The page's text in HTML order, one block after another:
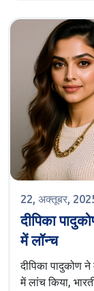
22, अक्तूबर,
दीपिका
में लॉन्च
दीपिका पादुकोण
में लांच किया,